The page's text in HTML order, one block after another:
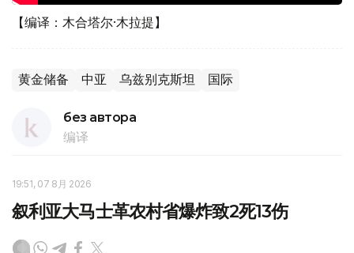
【编译：木合塔尔·木拉提】
黄金储备 中亚 乌兹别克斯坦 国际
без автора
编译
19:51, 07 8月 2026
叙利亚大马士革农村省爆炸致2死13伤